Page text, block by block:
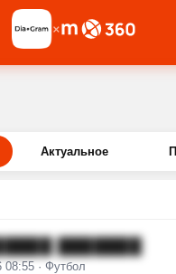
×
Актуальное
███████
08:55 · Футбол